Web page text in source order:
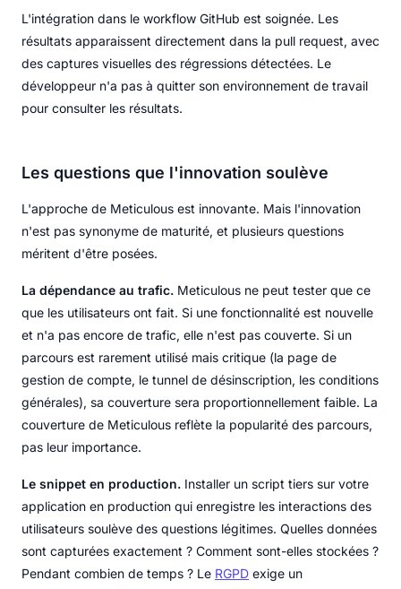
L'intégration dans le workflow GitHub est soignée. Les
résultats apparaissent directement dans la pull request, avec
des captures visuelles des régressions détectées. Le
développeur n'a pas à quitter son environnement de travail
pour consulter les résultats.
Les questions que l'innovation soulève
L'approche de Meticulous est innovante. Mais l'innovation
n'est pas synonyme de maturité, et plusieurs questions
méritent d'être posées.
La dépendance au trafic. Meticulous ne peut tester que ce
que les utilisateurs ont fait. Si une fonctionnalité est nouvelle
et n'a pas encore de trafic, elle n'est pas couverte. Si un
parcours est rarement utilisé mais critique (la page de
gestion de compte, le tunnel de désinscription, les conditions
générales), sa couverture sera proportionnellement faible. La
couverture de Meticulous reflète la popularité des parcours,
pas leur importance.
Le snippet en production. Installer un script tiers sur votre
application en production qui enregistre les interactions des
utilisateurs soulève des questions légitimes. Quelles données
sont capturées exactement ? Comment sont-elles stockées ?
Pendant combien de temps ? Le RGPD exige un